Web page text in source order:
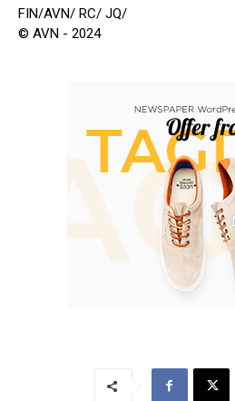
FIN/AVN/ RC/ JQ/
© AVN - 2024